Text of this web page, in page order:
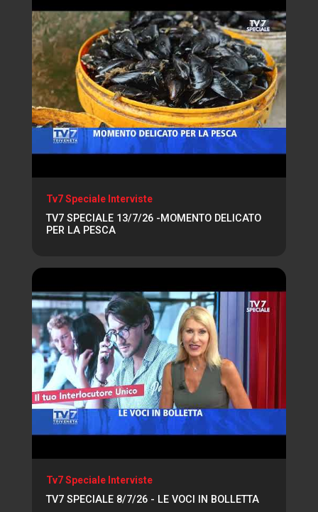
Tv7 Speciale Interviste
TV7 SPECIALE 13/7/26 -MOMENTO DELICATO
PER LA PESCA
Tv7 Speciale Interviste
TV7 SPECIALE 8/7/26 - LE VOCI IN BOLLETTA